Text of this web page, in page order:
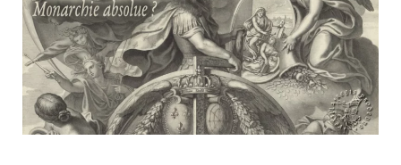
L'institution
royale
jugée
par
un
étranger